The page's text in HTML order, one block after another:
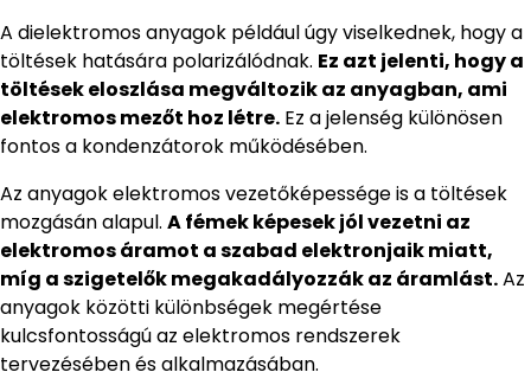
A dielektromos anyagok például úgy viselkednek, hogy a
töltések hatására polarizálódnak. Ez azt jelenti, hogy a
töltések eloszlása megváltozik az anyagban, ami
elektromos mezőt hoz létre. Ez a jelenség különösen
fontos a kondenzátorok működésében.
Az anyagok elektromos vezetőképessége is a töltések
mozgásán alapul. A fémek képesek jól vezetni az
elektromos áramot a szabad elektronjaik miatt,
míg a szigetelők megakadályozzák az áramlást.Az
anyagok közötti különbségek megértése
kulcsfontosságú az elektromos rendszerek
tervezésében és alkalmazásában.